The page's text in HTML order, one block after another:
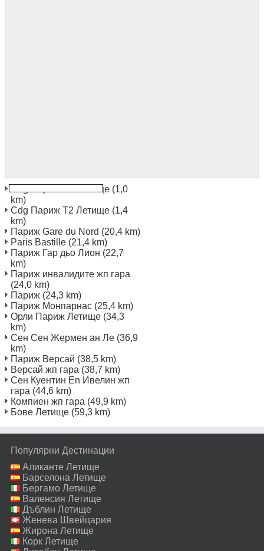
Cdg Париж T1 Летище (1,0
km)
Cdg Париж T2 Летище (1,4
km)
Париж Gare du Nord (20,4 km)
Paris Bastille (21,4 km)
Париж Гар дьо Лион (22,7
km)
Париж инвалидите жп гара
(24,0 km)
Париж (24,3 km)
Париж Монпарнас (25,4 km)
Орли Париж Летище (34,3
km)
Сен Сен Жермен ан Ле (36,9
km)
Париж Версай (38,5 km)
Версай жп гара (38,7 km)
Сен Куентин En Ивелин жп
гара (44,6 km)
Компиен жп гара (49,9 km)
Бове Летище (59,3 km)
Популярни Дестинации
Аликанте Летище
Барселона Летище
Бергамо Летище
Валенсия Летище
Дъблин Летище
Женева Швейцария
Летище
Жирона Летище
Корк Летище